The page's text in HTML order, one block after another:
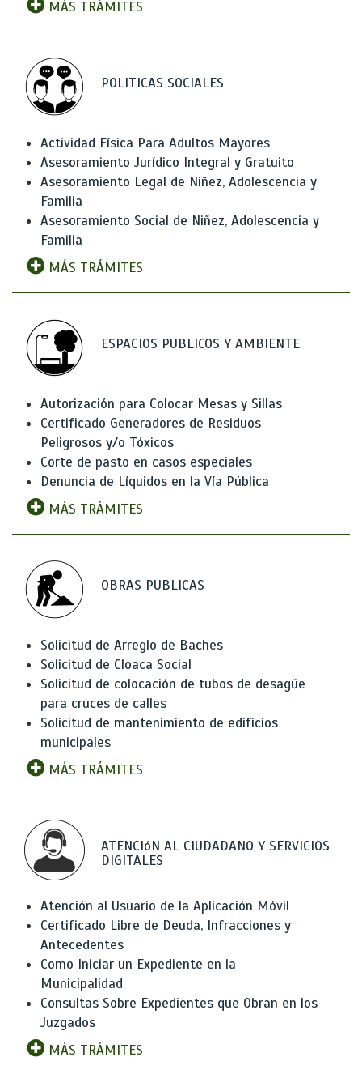
MÁS TRÁMITES
POLITICAS SOCIALES
Actividad Física Para Adultos Mayores
Asesoramiento Jurídico Integral y Gratuito
Asesoramiento Legal de Niñez, Adolescencia y
Familia
Asesoramiento Social de Niñez, Adolescencia y
Familia
MÁS TRÁMITES
ESPACIOS PUBLICOS Y AMBIENTE
Autorización para Colocar Mesas y Sillas
Certificado Generadores de Residuos
Peligrosos y/o Tóxicos
Corte de pasto en casos especiales
Denuncia de Líquidos en la Vía Pública
MÁS TRÁMITES
OBRAS PUBLICAS
Solicitud de Arreglo de Baches
Solicitud de Cloaca Social
Solicitud de colocación de tubos de desagüe
para cruces de calles
Solicitud de mantenimiento de edificios
municipales
MÁS TRÁMITES
ATENCIóN AL CIUDADANO Y SERVICIOS
DIGITALES
Atención al Usuario de la Aplicación Móvil
Certificado Libre de Deuda, Infracciones y
Antecedentes
Como Iniciar un Expediente en la
Municipalidad
Consultas Sobre Expedientes que Obran en los
Juzgados
MÁS TRÁMITES